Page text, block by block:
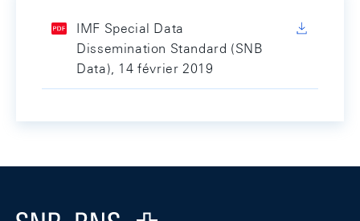
IMF Special Data
Dissemination Standard (SNB
Data), 14 février 2019
Logo